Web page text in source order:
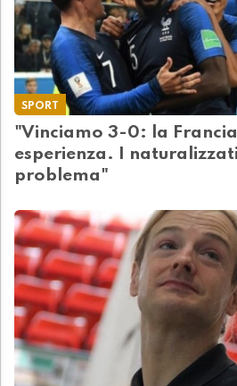
SPORT
"Vinciamo 3-0: la
esperienza. I
problema"